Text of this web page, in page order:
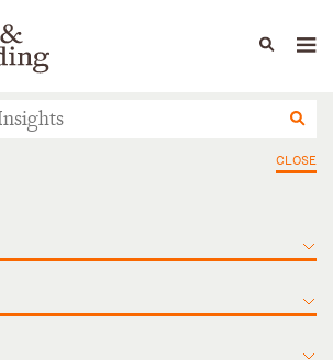
Capabilities
ト
CLOSE